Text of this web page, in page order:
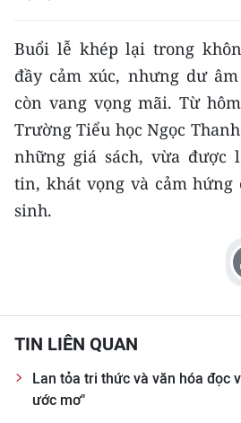
Buổi lễ khép lại trong
đầy cảm xúc, nhưng dư
còn vang vọng mãi. Từ
Trường Tiểu học Ngọc
những giá sách, vừa được
tin, khát vọng và cảm hứng
sinh.
TIN LIÊN QUAN
Lan tỏa tri thức và văn hóa đọc
ước mơ"